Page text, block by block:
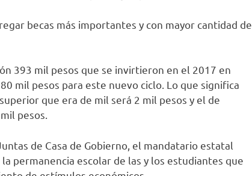
becas más importantes y con mayor cantidad de
393 mil pesos que se invirtieron en el 2017 en
mil pesos para este nuevo ciclo. Lo que significa
que era de mil será 2 mil pesos y el de
pesos.
de Casa de Gobierno, el mandatario estatal
permanencia escolar de las y los estudiantes que